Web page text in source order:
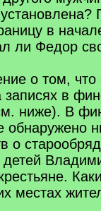
в
ли Федор
о том,
записях в
ниже). В
обнаружено
о
детей
местах